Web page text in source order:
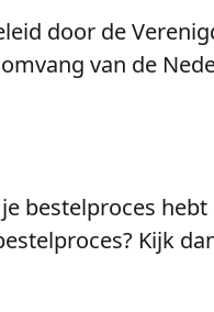
door de
van de
bestelproces
Kijk